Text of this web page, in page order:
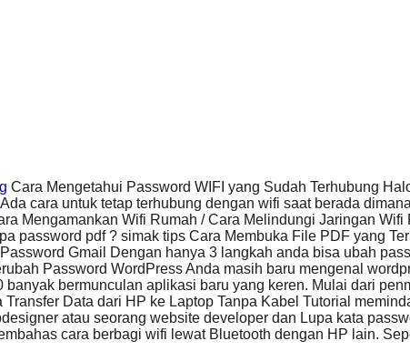
Cara Mengetahui Password WIFI yang Sudah Terhubung
Ada cara untuk tetap terhubung dengan wifi saat berada
Mengamankan Wifi Rumah / Cara Melindungi Jaringan
password pdf ? simak tips Cara Membuka File PDF yang
Gmail Dengan hanya 3 langkah anda bisa ubah
Password WordPress Anda masih baru mengenal
banyak bermunculan aplikasi baru yang keren. Mulai dari
Transfer Data dari HP ke Laptop Tanpa Kabel Tutorial
atau seorang website developer dan Lupa kata
cara berbagi wifi lewat Bluetooth dengan HP lain.